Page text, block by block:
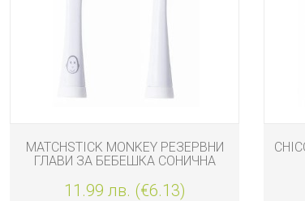
MATCHSTICK MONKEY РЕЗЕРВНИ
ГЛАВИ ЗА БЕБЕШКА СОНИЧНА
11.99 лв. (€6.13)